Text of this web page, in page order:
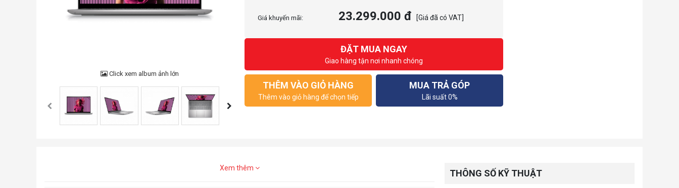
Click xem album ảnh lớn
Giá khuyến mãi: 23.299.000 đ [Giá đã có VAT]
ĐẶT MUA NGAY
Giao hàng tận nơi nhanh chóng
THÊM VÀO GIỎ HÀNG
Thêm vào giỏ hàng để chọn tiếp
MUA TRẢ GÓP
Lãi suất 0%
Xem thêm THÔNG SỐ KỸ THUẬT